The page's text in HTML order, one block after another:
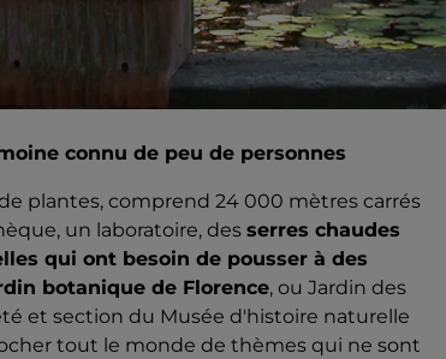
connu de peu de personnes
plantes, comprend 24 000 mètres carrés
un laboratoire, des serres chaudes
qui ont besoin de pousser à des
botanique de Florence, ou Jardin des
et section du Musée d'histoire naturelle
tout le monde de thèmes qui ne sont